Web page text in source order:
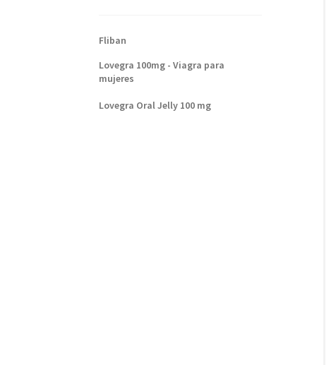
Fliban
Lovegra 100mg - Viagra para
mujeres
Lovegra Oral Jelly 100 mg